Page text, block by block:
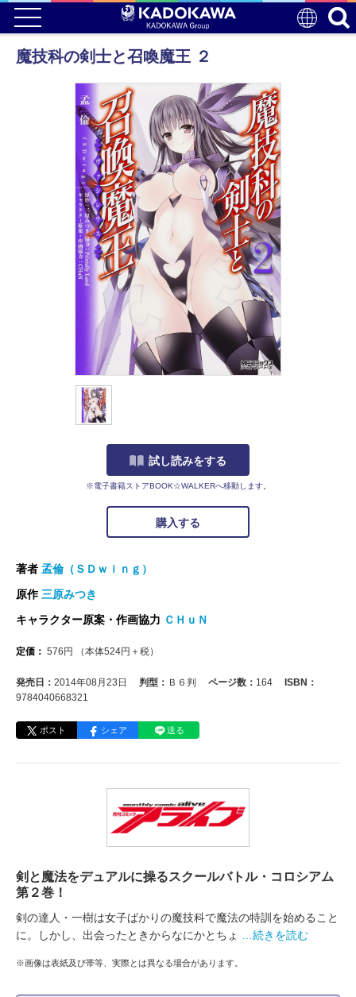
魔技科の剣士と召喚魔王 ２
試し読みをする
※電子書籍ストアBOOK☆WALKERへ移動します。
購入する
著者 孟倫（ＳＤｗｉｎｇ）
原作 三原みつき
キャラクター原案・作画協力 ＣＨｕＮ
定価： 576 円 （本体524円＋税）
発売日： 2014年08月23日 判型： Ｂ６判 ページ数： 164
ISBN：
9784040668321
ポスト シェア 送る
剣と魔法をデュアルに操るスクールバトル・コロシアム
第２巻！
剣の達人・一樹は女子ばかりの魔技科で魔法の特訓を始めること
に。しかし、出会ったときからなにかとちょ
…続きを読む
※画像は表紙及び帯等、実際とは異なる場合があります。